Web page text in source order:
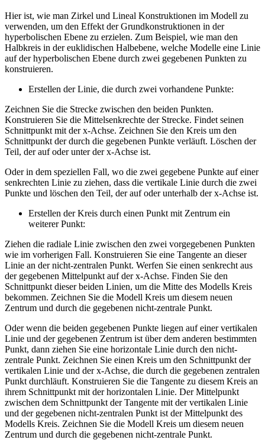
Hier ist, wie man Zirkel und Lineal Konstruktionen im Modell zu
verwenden, um den Effekt der Grundkonstruktionen in der
hyperbolischen Ebene zu erzielen. Zum Beispiel, wie man den
Halbkreis in der euklidischen Halbebene, welche Modelle eine Linie
auf der hyperbolischen Ebene durch zwei gegebenen Punkten zu
konstruieren.
Erstellen der Linie, die durch zwei vorhandene Punkte:
Zeichnen Sie die Strecke zwischen den beiden Punkten.
Konstruieren Sie die Mittelsenkrechte der Strecke. Findet seinen
Schnittpunkt mit der x-Achse. Zeichnen Sie den Kreis um den
Schnittpunkt der durch die gegebenen Punkte verläuft. Löschen der
Teil, der auf oder unter der x-Achse ist.
Oder in dem speziellen Fall, wo die zwei gegebene Punkte auf einer
senkrechten Linie zu ziehen, dass die vertikale Linie durch die zwei
Punkte und löschen den Teil, der auf oder unterhalb der x-Achse ist.
Erstellen der Kreis durch einen Punkt mit Zentrum ein
weiterer Punkt:
Ziehen die radiale Linie zwischen den zwei vorgegebenen Punkten
wie im vorherigen Fall. Konstruieren Sie eine Tangente an dieser
Linie an der nicht-zentralen Punkt. Werfen Sie einen senkrecht aus
der gegebenen Mittelpunkt auf der x-Achse. Finden Sie den
Schnittpunkt dieser beiden Linien, um die Mitte des Modells Kreis
bekommen. Zeichnen Sie die Modell Kreis um diesem neuen
Zentrum und durch die gegebenen nicht-zentrale Punkt.
Oder wenn die beiden gegebenen Punkte liegen auf einer vertikalen
Linie und der gegebenen Zentrum ist über dem anderen bestimmten
Punkt, dann ziehen Sie eine horizontale Linie durch den nicht-
zentrale Punkt. Zeichnen Sie einen Kreis um den Schnittpunkt der
vertikalen Linie und der x-Achse, die durch die gegebenen zentralen
Punkt durchläuft. Konstruieren Sie die Tangente zu diesem Kreis an
ihrem Schnittpunkt mit der horizontalen Linie. Der Mittelpunkt
zwischen dem Schnittpunkt der Tangente mit der vertikalen Linie
und der gegebenen nicht-zentralen Punkt ist der Mittelpunkt des
Modells Kreis. Zeichnen Sie die Modell Kreis um diesem neuen
Zentrum und durch die gegebenen nicht-zentrale Punkt.